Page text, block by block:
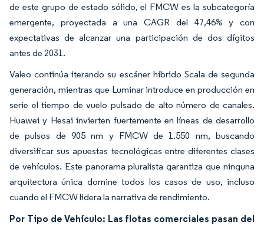
de este grupo de estado sólido, el FMCW es la subcategoría
emergente, proyectada a una CAGR del 47,46% y con
expectativas de alcanzar una participación de dos dígitos
antes de 2031.
Valeo continúa iterando su escáner híbrido Scala de segunda
generación, mientras que Luminar introduce en producción en
serie el tiempo de vuelo pulsado de alto número de canales.
Huawei y Hesai invierten fuertemente en líneas de desarrollo
de pulsos de 905 nm y FMCW de 1.550 nm, buscando
diversificar sus apuestas tecnológicas entre diferentes clases
de vehículos. Este panorama pluralista garantiza que ninguna
arquitectura única domine todos los casos de uso, incluso
cuando el FMCW lidera la narrativa de rendimiento.
Por Tipo de Vehículo: Las flotas comerciales pasan del